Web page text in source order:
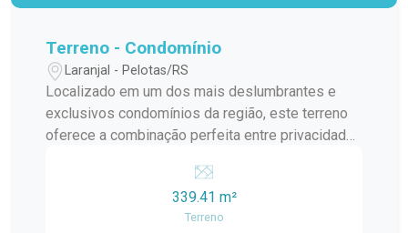
Terreno - Condomínio
Laranjal - Pelotas/RS
Localizado em um dos mais deslumbrantes e
exclusivos condomínios da região, este terreno
oferece a combinação perfeita entre privacidade,
Condomínio Riviera, conhecido por sua
infraestrutura de alto padrão e ambiente tranquilo,
este terreno é ideal para quem busca construir a
339.41 m²
Terreno